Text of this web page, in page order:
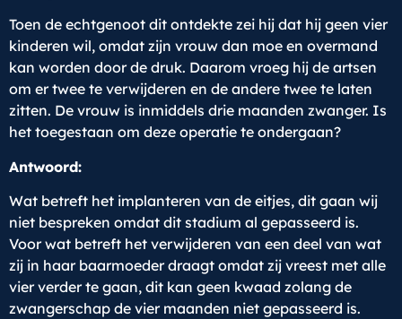
Toen de echtgenoot dit ontdekte zei hij dat hij geen vier
kinderen wil, omdat zijn vrouw dan moe en overmand
kan worden door de druk. Daarom vroeg hij de artsen
om er twee te verwijderen en de andere twee te laten
zitten. De vrouw is inmiddels drie maanden zwanger. Is
het toegestaan om deze operatie te ondergaan?
Antwoord:
Wat betreft het implanteren van de eitjes, dit gaan wij
niet bespreken omdat dit stadium al gepasseerd is.
Voor wat betreft het verwijderen van een deel van wat
zij in haar baarmoeder draagt omdat zij vreest met alle
vier verder te gaan, dit kan geen kwaad zolang de
zwangerschap de vier maanden niet gepasseerd is.